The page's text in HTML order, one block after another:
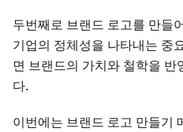
두번째로 브랜드 로고를 만들
기업의 정체성을 나타내는 중
면 브랜드의 가치와 철학을
다.
이번에는 브랜드 로고 만들기